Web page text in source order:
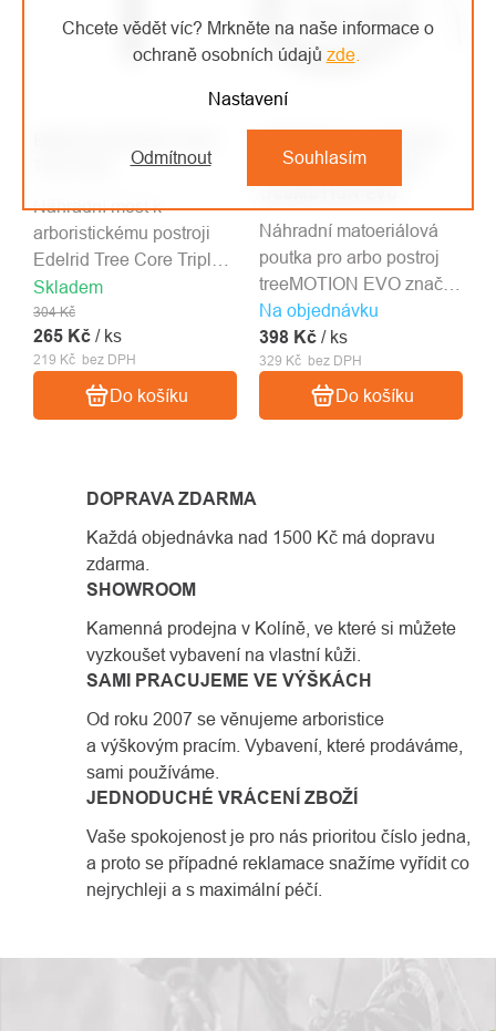
Chcete vědět víc? Mrkněte na naše informace o
ochraně osobních údajů zde.
Nastavení
Odmítnout Souhlasím
Skladem
219 Kč bez DPH
304 Kč
265 Kč / ks
Do košíku
Náhradní most k
arboristickému postroji
Edelrid Tree Core Triple
Lock.
materiálová poutka
treeMOTION EVO
Na objednávku
329 Kč bez DPH
398 Kč / ks
Do košíku
Náhradní matoeriálová
poutka pro arbo postroj
treeMOTION EVO značky
Teufelberger. Jednička ve
světě arboristiky!
DOPRAVA ZDARMA
Každá objednávka nad 1500 Kč má dopravu
zdarma.
SHOWROOM
Kamenná prodejna v Kolíně, ve které si můžete
vyzkoušet vybavení na vlastní kůži.
SAMI PRACUJEME VE VÝŠKÁCH
Od roku 2007 se věnujeme arboristice
a výškovým pracím. Vybavení, které prodáváme,
sami používáme.
JEDNODUCHÉ VRÁCENÍ ZBOŽÍ
Vaše spokojenost je pro nás prioritou číslo jedna,
a proto se případné reklamace snažíme vyřídit co
nejrychleji a s maximální péčí.